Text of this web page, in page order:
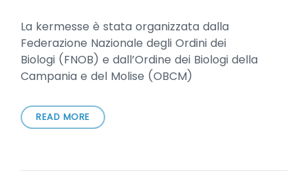
La kermesse è stata organizzata dalla
Federazione Nazionale degli Ordini dei
Biologi (FNOB) e dall’Ordine dei Biologi della
Campania e del Molise (OBCM)
READ MORE